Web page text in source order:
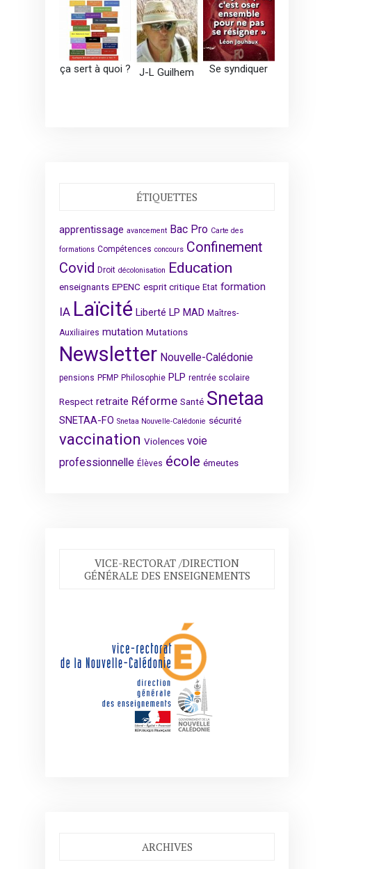
ça sert à quoi ? J-L Guilhem Se syndiquer
ÉTIQUETTES
apprentissage avancement Bac Pro Carte des
formations Compétences concours Confinement
Covid Droit décolonisation Education
enseignants EPENC esprit critique Etat formation
IA Laïcité Liberté LP MAD Maîtres-
Auxiliaires mutation Mutations
Newsletter Nouvelle-Calédonie
pensions PFMP Philosophie PLP rentrée scolaire
Respect retraite Réforme Santé Snetaa
SNETAA-FO Snetaa Nouvelle-Calédonie sécurité
vaccination Violences voie
professionnelle Élèves école émeutes
VICE-RECTORAT /DIRECTION
GÉNÉRALE DES ENSEIGNEMENTS
ARCHIVES